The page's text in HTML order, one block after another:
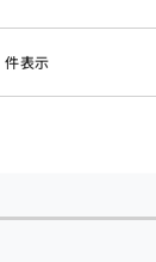
件表示